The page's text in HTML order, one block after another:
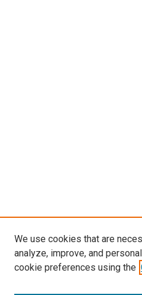
We use cookies that are
analyze, improve, and
cookie preferences using the